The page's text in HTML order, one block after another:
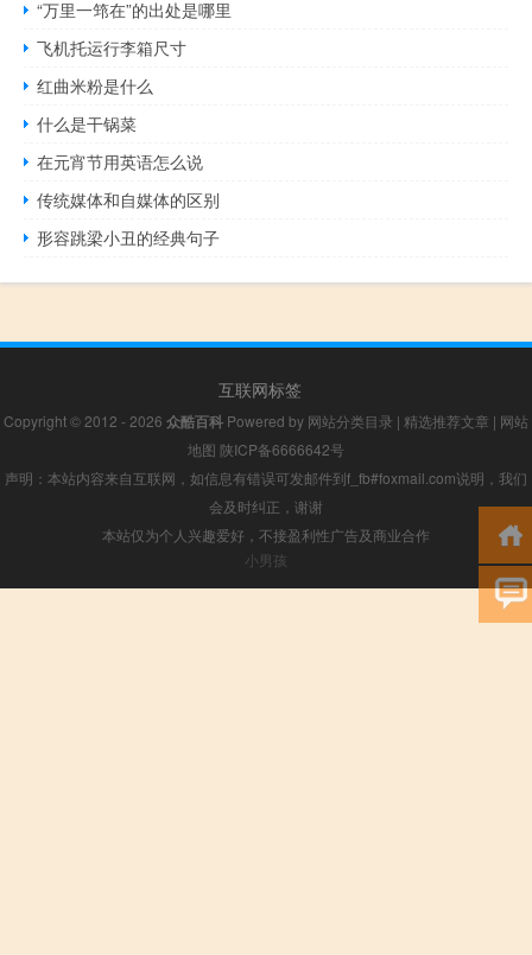
“万里一筇在”的出处是哪里
飞机托运行李箱尺寸
红曲米粉是什么
什么是干锅菜
在元宵节用英语怎么说
传统媒体和自媒体的区别
形容跳梁小丑的经典句子
互联网标签
Copyright © 2012 - 2026 众酷百科 Powered by 网站分类目录 | 精选推荐文章 | 网站
地图 陕ICP备6666642号
声明：本站内容来自互联网，如信息有错误可发邮件到f_fb#foxmail.com说明，我们
会及时纠正，谢谢
本站仅为个人兴趣爱好，不接盈利性广告及商业合作
小男孩